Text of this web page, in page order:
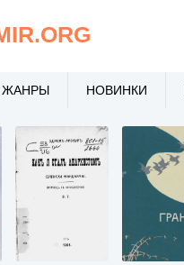
.ORG
ЖАНРЫ НОВИНКИ